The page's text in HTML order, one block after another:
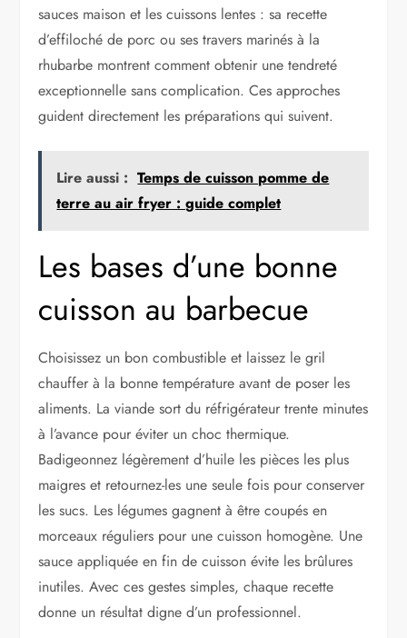
sauces maison et les cuissons lentes : sa recette
d’effiloché de porc ou ses travers marinés à la
rhubarbe montrent comment obtenir une tendreté
exceptionnelle sans complication. Ces approches
guident directement les préparations qui suivent.
Lire aussi : Temps de cuisson pomme de
terre au air fryer : guide complet
Les bases d’une bonne
cuisson au barbecue
Choisissez un bon combustible et laissez le gril
chauffer à la bonne température avant de poser les
aliments. La viande sort du réfrigérateur trente minutes
à l’avance pour éviter un choc thermique.
Badigeonnez légèrement d’huile les pièces les plus
maigres et retournez-les une seule fois pour conserver
les sucs. Les légumes gagnent à être coupés en
morceaux réguliers pour une cuisson homogène. Une
sauce appliquée en fin de cuisson évite les brûlures
inutiles. Avec ces gestes simples, chaque recette
donne un résultat digne d’un professionnel.